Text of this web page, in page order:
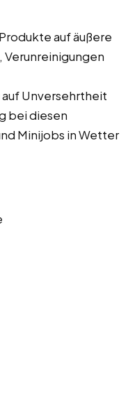
auf äußere
Verunreinigungen
Unversehrtheit
bei diesen
Minijobs in Wetter